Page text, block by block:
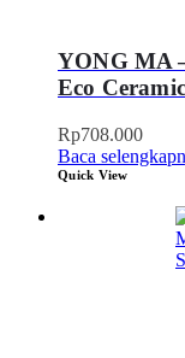
YONG MA
Eco
Rp708.000
Baca
Quick View